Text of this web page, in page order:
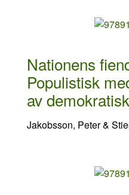
Nationens
Populistisk
av
Jakobsson, Peter &